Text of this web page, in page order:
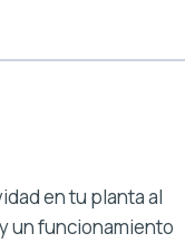
en tu planta al
un funcionamiento